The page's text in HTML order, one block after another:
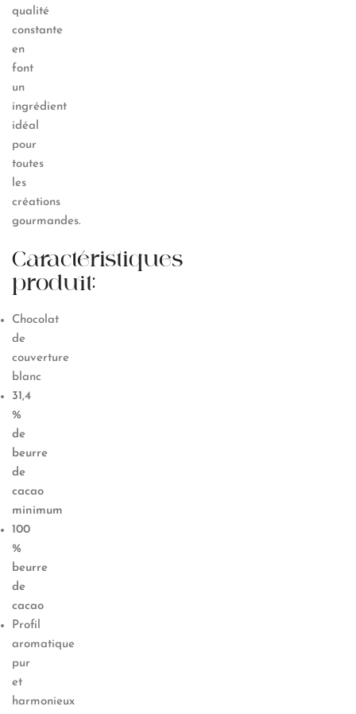
qualité
constante
en
font
un
ingrédient
idéal
pour
toutes
les
créations
gourmandes.
Caractéristiques
produit:
Chocolat
de
couverture
blanc
31,4
%
de
beurre
de
cacao
minimum
100
%
beurre
de
cacao
Profil
aromatique
pur
et
harmonieux